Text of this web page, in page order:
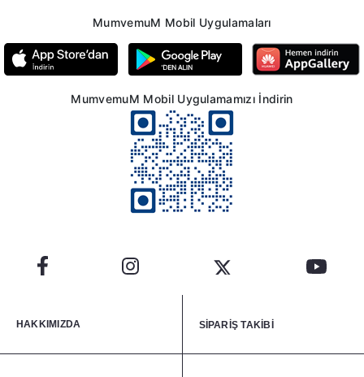
MumvemuM Mobil Uygulamaları
MumvemuM Mobil Uygulamamızı İndirin
HAKKIMIZDA SİPARİŞ TAKİBİ